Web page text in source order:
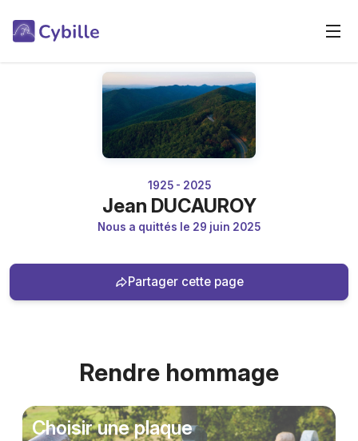
1925 - 2025
Jean DUCAUROY
Nous a quittés le 29 juin 2025
Partager cette page
Rendre hommage
Choisir une plaque